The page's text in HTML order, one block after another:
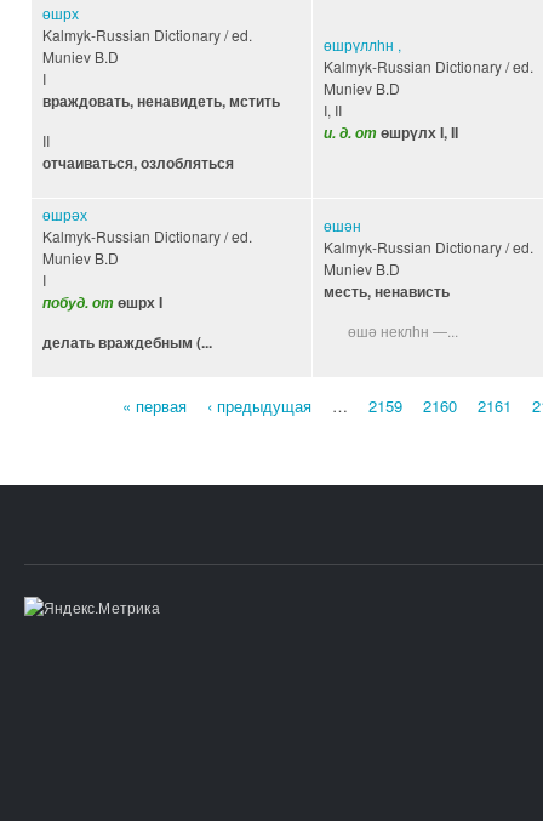
өшрх
Kalmyk-Russian Dictionary / ed.
Muniev B.D
I
враждовать, ненавидеть, мстить
II
отчаиваться, озлобляться
өшрүллһн ,
Kalmyk-Russian Dictionary / ed.
Muniev B.D
I, II
и. д. отөшрүлх I, II
өшрәх
Kalmyk-Russian Dictionary / ed.
Muniev B.D
I
побуд. отөшрх I
делать враждебным (...
өшән
Kalmyk-Russian Dictionary / ed.
Muniev B.D
месть, ненависть
өшә неклһн —...
« первая ‹ предыдущая … 2159 2160 2161